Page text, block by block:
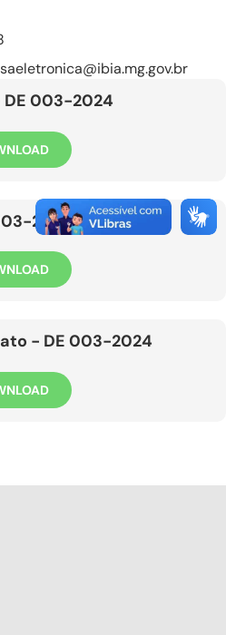
DE 003-2024
2024
- DE 003-2024